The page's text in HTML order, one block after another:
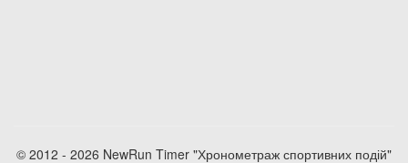
© 2012 - 2026 NewRun Timer "Хронометраж спортивних подій"